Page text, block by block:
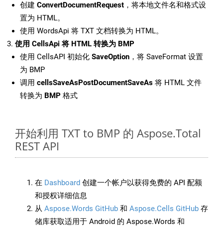
创建 ConvertDocumentRequest ，将本地文件名和格式设
置为 HTML。
使用 WordsApi 将 TXT 文档转换为 HTML。
使用 CellsApi 将 HTML 转换为 BMP
使用 CellsAPI 初始化 SaveOption ，将 SaveFormat 设置
为 BMP
调用 cellsSaveAsPostDocumentSaveAs 将 HTML 文件
转换为 BMP 格式
开始利用 TXT to BMP 的 Aspose.Total
REST API
在 Dashboard 创建一个帐户以获得免费的 API 配额
和授权详细信息
从 Aspose.Words GitHub 和 Aspose.Cells GitHub 存
储库获取适用于 Android 的 Aspose.Words 和